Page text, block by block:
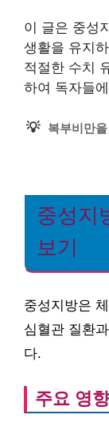
이 글은 중성
생활을 유지
적절한 수치
하여 독자들
💡 복부비만
중성지
보기
중성지방은
심혈관 질환
다.
주요 영